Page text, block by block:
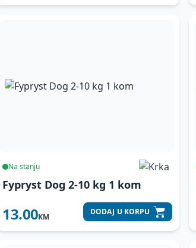
Na stanju
Fypryst Dog 2-10 kg 1 kom
13.00KM
DODAJ U KORPU